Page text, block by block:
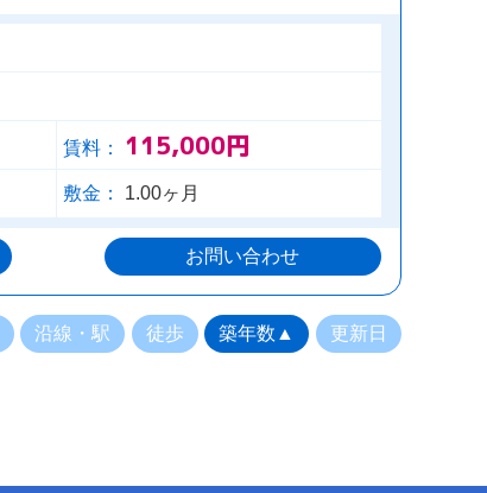
賃料： 115,000円
敷金： 1.00ヶ月
お問い合わせ
沿線・駅 徒歩 築年数▲ 更新日